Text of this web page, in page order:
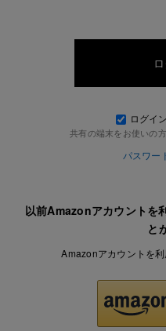
ログイ
共有の端末をお使いの
パスワー
以前Amazonアカウントを
と
Amazonアカウントを利